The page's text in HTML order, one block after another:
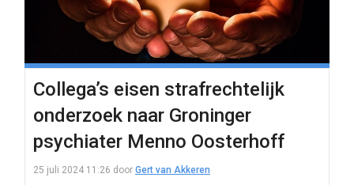
Collega’s eisen strafrechtelijk
onderzoek naar Groninger
psychiater Menno Oosterhoff
25 juli 2024 11:26 door Gert van Akkeren